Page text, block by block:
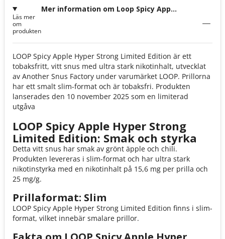
Mer information om Loop Spicy Apple
Läs mer
om
produkten
LOOP Spicy Apple Hyper Strong Limited Edition är ett
tobaksfritt, vitt snus med ultra stark nikotinhalt, utvecklat
av Another Snus Factory under varumärket LOOP. Prillorna
har ett smalt slim-format och är tobaksfri. Produkten
lanserades den 10 november 2025 som en limiterad
utgåva
LOOP Spicy Apple Hyper Strong
Limited Edition: Smak och styrka
Detta vitt snus har smak av grönt äpple och chili.
Produkten levereras i slim-format och har ultra stark
nikotinstyrka med en nikotinhalt på 15,6 mg per prilla och
25 mg/g.
Prillaformat: Slim
LOOP Spicy Apple Hyper Strong Limited Edition finns i slim-
format, vilket innebär smalare prillor.